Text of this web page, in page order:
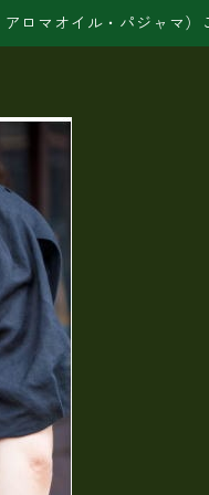
ロマオイル・パジャマ）